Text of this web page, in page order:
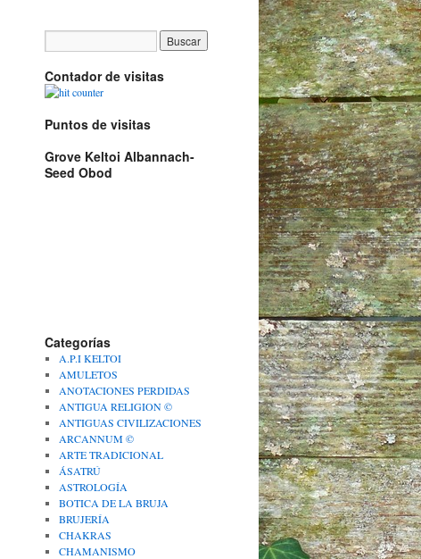
Contador de visitas
Puntos de visitas
Grove Keltoi Albannach-
Seed Obod
Categorías
A.P.I KELTOI
AMULETOS
ANOTACIONES PERDIDAS
ANTIGUA RELIGION ©
ANTIGUAS CIVILIZACIONES
ARCANNUM ©
ARTE TRADICIONAL
ÁSATRÚ
ASTROLOGÍA
BOTICA DE LA BRUJA
BRUJERÍA
CHAKRAS
CHAMANISMO